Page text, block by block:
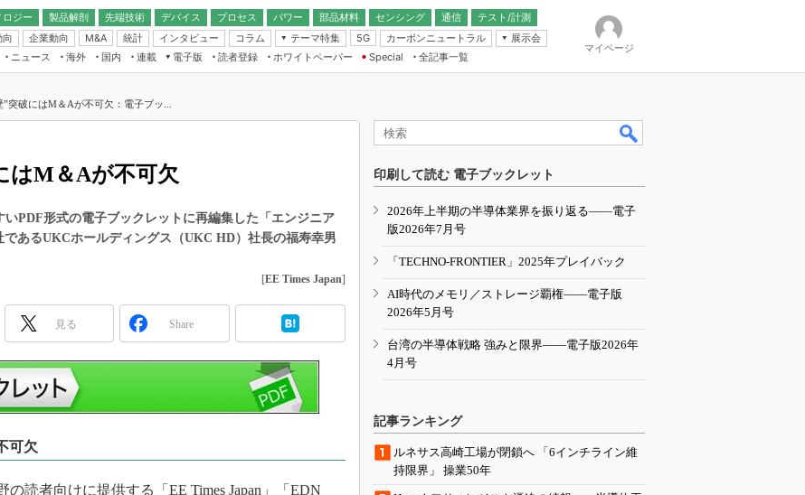
ジー 製品解剖
先端技術
デバイス
グ
ン
プロセス パワー 部品材料 センシング
通信
無線
テスト/計測
向
企業動向 M&A 統計 インタビュー コラム
テーマ特集
フィジカルAI
読者調査（EE Times Research）
5G カーボンニュートラル
展示会
IoT・エッジコンピューティング
EXPO
TECHNO-FRONTIER
人とくるま展
ニュース 海外 国内
連載
バイス通信
スコープ
前エンジニアの社会人大
起こったこと、次の10年
るアジアの新トレンド
を知る
ジニア”が仕掛けた社内
の180日
ョンは日本を救うのか
電子版
ブックレット
読者登録 ホワイトペーパー
Special
全記事一覧
マイページ
突破にはM＆Aが不可欠：電子ブッ...
はM＆Aが不可欠
PDF形式の電子ブックレットに再編集した「エンジニア
あるUKCホールディングス（UKC HD）社長の福寿幸男
[EE Times Japan]
見る Share
可欠
読者向けに提供する「EE Times Japan」「EDN
印刷して読む 電子ブックレット
2026年上半期の半導体業界を振り返る――電子
版2026年7月号
「TECHNO-FRONTIER」2025年プレイバック
AI時代のメモリ／ストレージ覇権――電子版
2026年5月号
台湾の半導体戦略 強みと限界――電子版2026年
4月号
記事ランキング
ルネサス高崎工場が閉鎖へ 「6インチライン維
持限界」 操業50年